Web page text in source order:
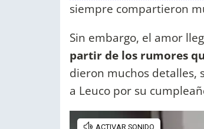
siempre compartieron
Sin embargo, el amor
partir de los rumores
dieron muchos detalles,
a Leuco por su